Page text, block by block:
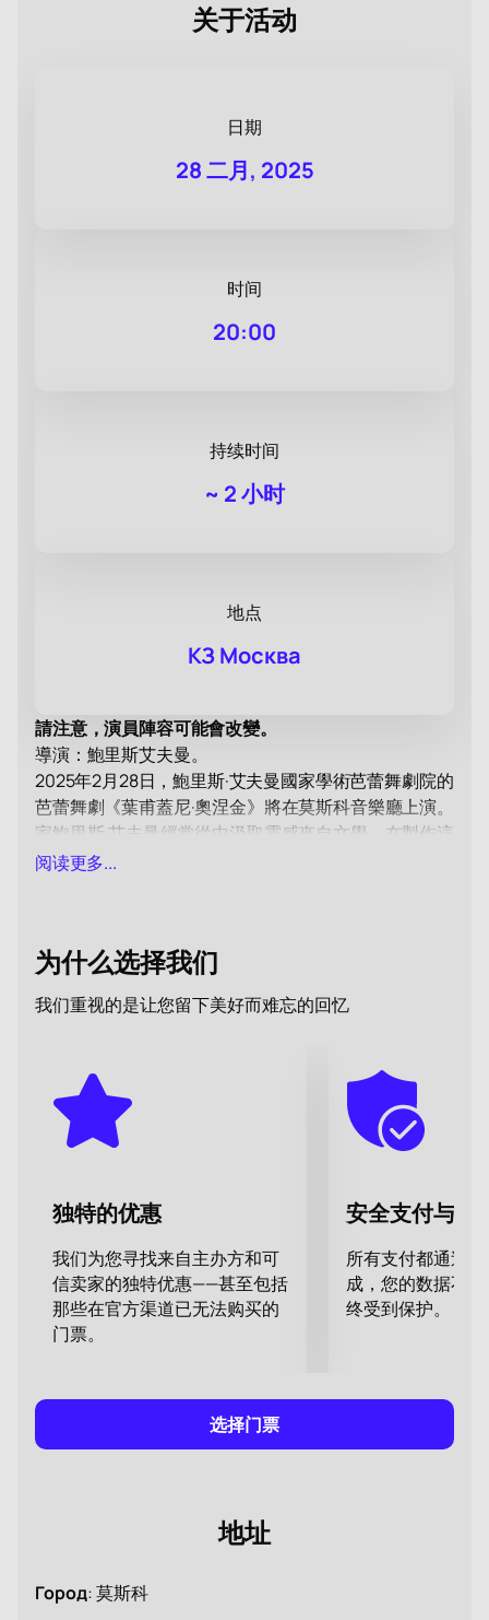
关于活动
日期
28 二月, 2025
时间
20:00
持续时间
~ 2 小时
地点
КЗ Москва
請注意，演員陣容可能會改變。
導演：鮑里斯艾夫曼。
2025年2月28日，鮑里斯·艾夫曼國家學術芭蕾舞劇院的
芭蕾舞劇《葉甫蓋尼·奧涅金》將在莫斯科音樂廳上演。
家鮑里斯·艾夫曼經常從中汲取靈感來自文學。在製作這
部作品時，他思考了今天的俄羅斯靈魂是什麼樣子，決
幻想，向觀眾展示了對俄羅斯靈魂的現代理解。
艾夫曼芭蕾舞劇《葉甫蓋尼奧涅金》門票
經典與現代如何巧妙地交織在一起，看到著名作品的新
版本中，塔蒂亞娜是一位與自己的慾望和激情作鬥爭的
蛇蠍美人。她處於三角戀的中心，在兩堆火之間奔波，
根本不去舞會，而是去夜店。艾夫曼受俄羅斯經典的啟
發，創作了一系列表演，每一個表演都是對熟悉的情節
理解它。艾夫曼製作的《芭蕾舞劇《葉甫蓋尼·奧涅金》
不僅在俄羅斯，在其他國家也廣為人知。她喚起了觀眾
的各種情感，贏得了全場起立鼓掌，並且仍然獲得了當
之無愧的滿座獎項。儘管距離首播已經過去了15年，但
人們對該劇的興趣並未減退。這證實了艾夫曼的傑出才
華，讓觀眾感到驚訝和鼓舞。如今該劇已成為俄羅斯芭
奧涅金》門票
在我們的網站上購買鮑里斯·艾夫曼的芭蕾舞劇《葉甫蓋
後，在短短幾秒鐘內，您將收到電子門票，您可以使用
該門票觀看該作品的放映。
阅读更多...
为什么选择我们
我们重视的是让您留下美好而难忘的回忆
独特的优惠
我们为您寻找来自主办方和可
信卖家的独特优惠——甚至包括
那些在官方渠道已无法购买的
门票。
安全支付与数
所有支付都通过
成，您的数据不
终受到保护。
选择门票
地址
Город:莫斯科